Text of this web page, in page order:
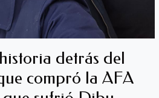
detrás del
compró la AFA